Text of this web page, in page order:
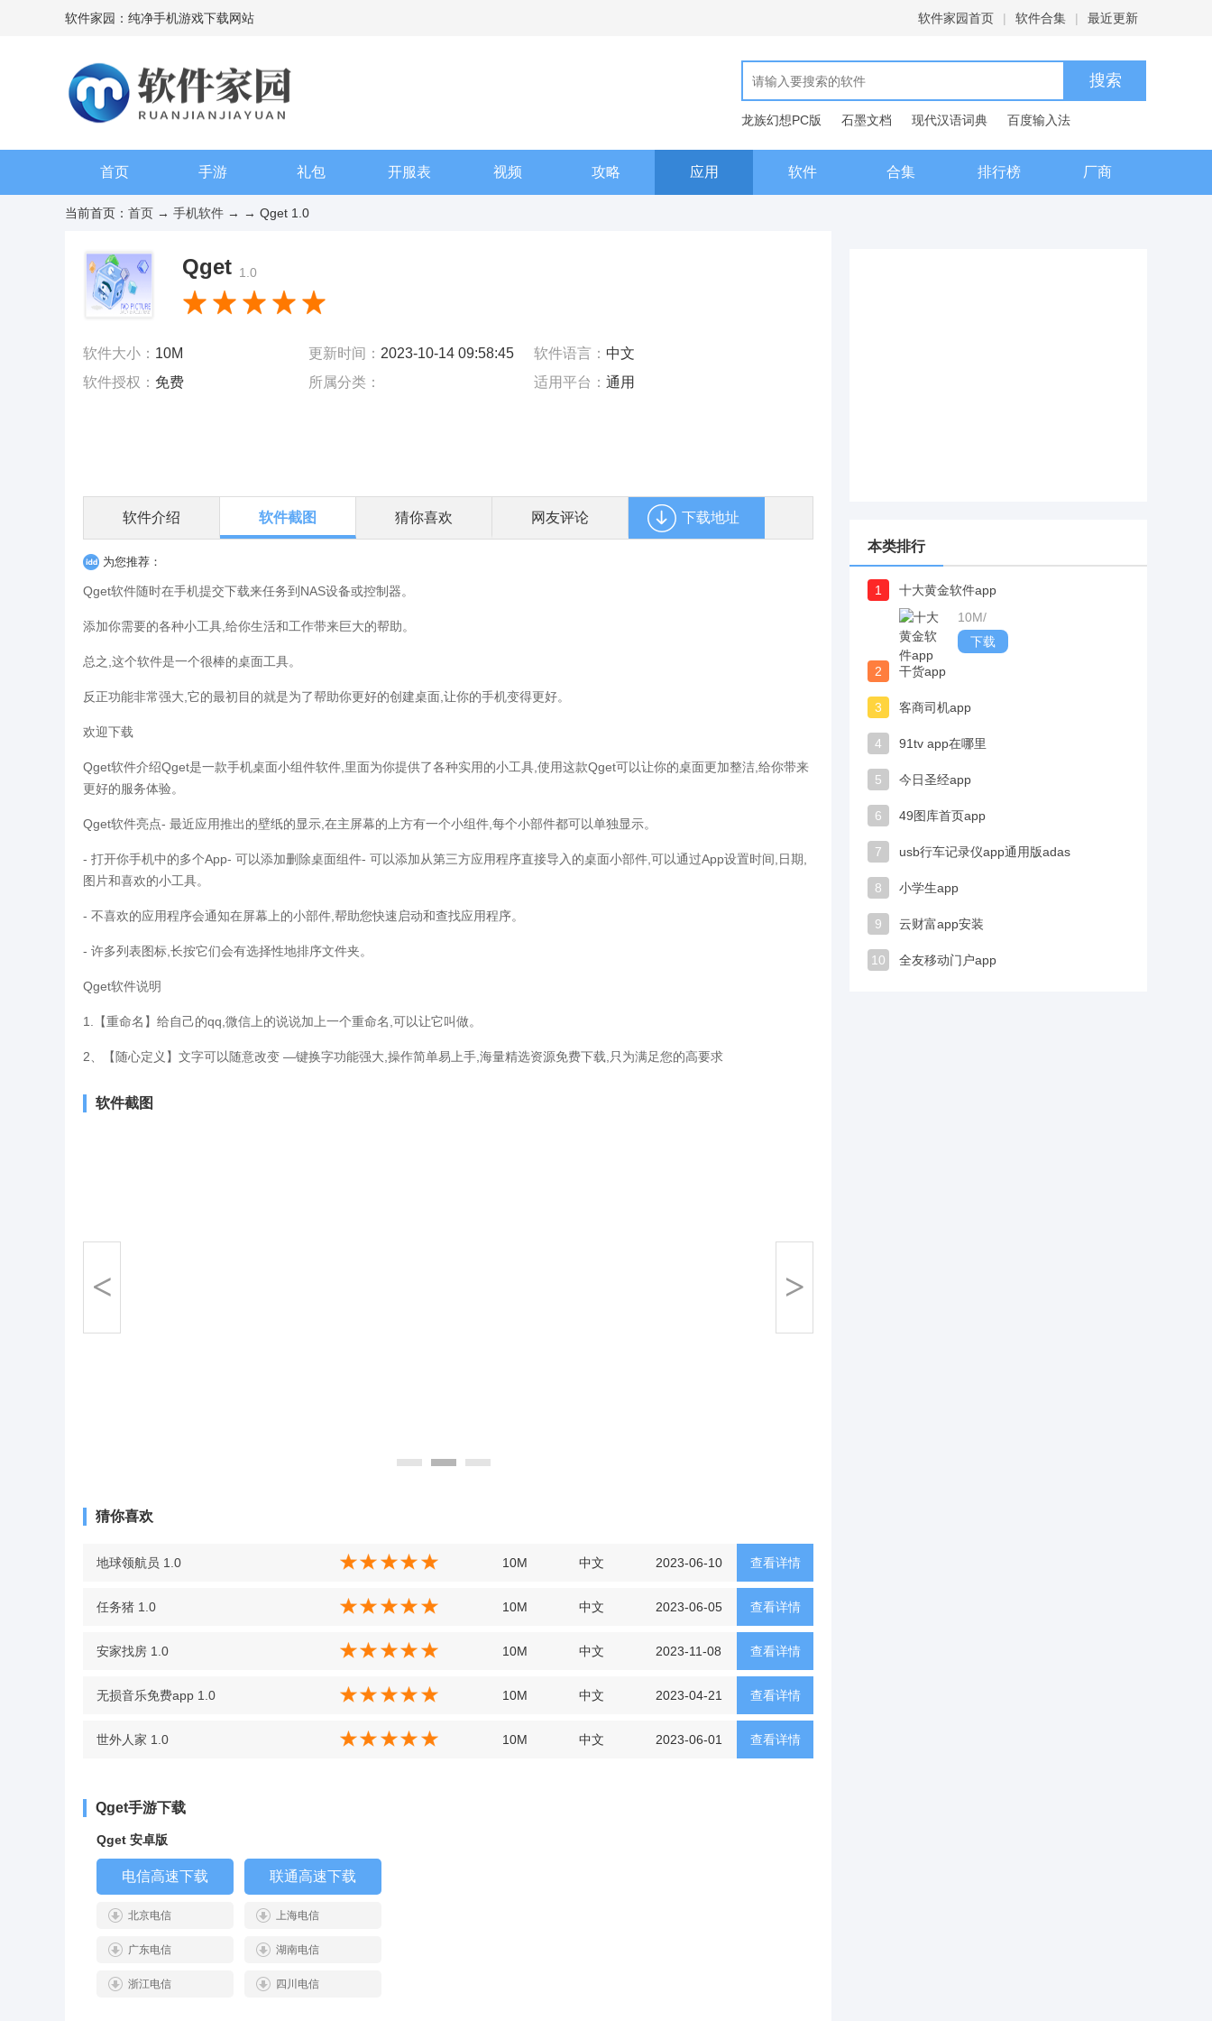
软件家园：纯净手机游戏下载网站 软件家园首页 | 软件合集 | 最近更新
龙族幻想PC版 石墨文档 现代汉语词典
百度输入法
天工编辑器
首页 手游 礼包 开服表 视频 攻略 应用 软件 合集 排行榜 厂商
当前首页： 首页 → 手机软件 → → Qget 1.0
Qget 1.0
软件大小： 10M 更新时间： 2023-10-14 09:58:45 软件语言： 中文
软件授权： 免费 所属分类： 适用平台： 通用
软件介绍 软件截图 猜你喜欢 网友评论 下载地址
为您推荐：
Qget软件随时在手机提交下载来任务到NAS设备或控制器。
添加你需要的各种小工具,给你生活和工作带来巨大的帮助。
总之,这个软件是一个很棒的桌面工具。
反正功能非常强大,它的最初目的就是为了帮助你更好的创建桌面,让你的手机变得更好。
欢迎下载
Qget软件介绍Qget是一款手机桌面小组件软件,里面为你提供了各种实用的小工具,使用这款Qget可以让你的桌面更加整洁,给你带来
更好的服务体验。
Qget软件亮点- 最近应用推出的壁纸的显示,在主屏幕的上方有一个小组件,每个小部件都可以单独显示。
- 打开你手机中的多个App- 可以添加删除桌面组件- 可以添加从第三方应用程序直接导入的桌面小部件,可以通过App设置时间,日期,
图片和喜欢的小工具。
- 不喜欢的应用程序会通知在屏幕上的小部件,帮助您快速启动和查找应用程序。
- 许多列表图标,长按它们会有选择性地排序文件夹。
Qget软件说明
1.【重命名】给自己的qq,微信上的说说加上一个重命名,可以让它叫做。
2、【随心定义】文字可以随意改变 —键换字功能强大,操作简单易上手,海量精选资源免费下载,只为满足您的高要求
软件截图
< >
猜你喜欢
查看详情
地球领航员 1.0 10M 中文 2023-06-10
查看详情
任务猪 1.0 10M 中文 2023-06-05
查看详情
安家找房 1.0 10M 中文 2023-11-08
查看详情
无损音乐免费app 1.0 10M 中文 2023-04-21
查看详情
世外人家 1.0 10M 中文 2023-06-01
Qget手游下载
Qget 安卓版
电信高速下载 联通高速下载
北京电信 上海电信
广东电信 湖南电信
浙江电信 四川电信
本类排行
1
十大黄金软件app
10M/
下载
2 干货app
3 客商司机app
4 91tv app在哪里
5 今日圣经app
6 49图库首页app
7 usb行车记录仪app通用版adas
8 小学生app
9 云财富app安装
10 全友移动门户app